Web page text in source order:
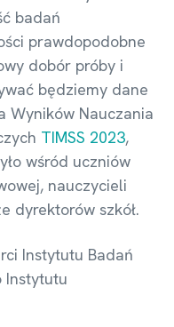
badań
prawdopodobne
dobór próby i
będziemy dane
Wyników Nauczania
TIMSS 2023,
wśród uczniów
nauczycieli
dyrektorów szkół.
Instytutu Badań
Instytutu